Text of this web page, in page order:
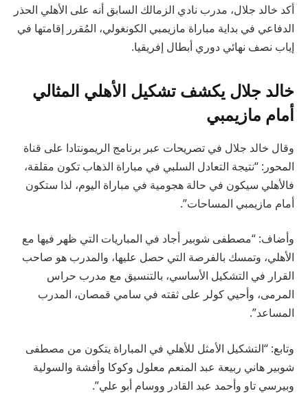
أكد خالد جلال، مدرب نادي الزمالك السابق أنه على الأهلي الحذر
الدفاعي في بداية مباراة مازيمبي الكونغولي، المُقرر إقامتها في
إياب نصف نهائي دوري أبطال إفريقيا.
خالد جلال يكشف تشكيل الأهلي المثالي
أمام مازيمبي
وقال خالد جلال في تصريحات عبر برنامج الريمونتادا على قناة
المحور: “نتيجة التعادل السلبي في مباراة الذهاب تكون مقلقة،
فالأهلي سيكون في حالة هجومية في مباراة اليوم، لذا ستكون
أمام مازيمبي المساحات”.
وأضاف: “مصطفى شوبير أجاد في المباريات التي ظهر فيها مع
الأهلي، وتمسك بالفرصة التي حصل عليها، والمدرب هو صاحب
القرار في التشكيل الأساسي، بالتنسيق مع مدرب حراس
المرمى، وأحيي كولر على ثقته في سامي قمصان، المدرب
المساعد”.
وتابع: “التشكيل الأمثل للأهلي في المباراة يتكون من مصطفى
شوبير هاني ربيعة عبد المنعم معلول وكوكا وأفشة والسولية
وبيرسي تاو وأحمد عبد القادر ووسام أبو علي”.